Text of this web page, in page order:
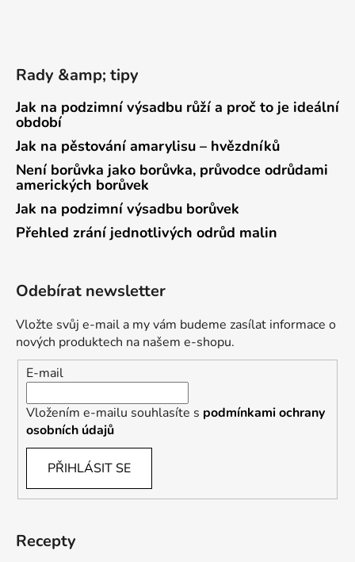
Rady &amp; tipy
Jak na podzimní výsadbu růží a proč to je ideální
období
Jak na pěstování amarylisu – hvězdníků
Není borůvka jako borůvka, průvodce odrůdami
amerických borůvek
Jak na podzimní výsadbu borůvek
Přehled zrání jednotlivých odrůd malin
Odebírat newsletter
Vložte svůj e-mail a my vám budeme zasílat informace o
nových produktech na našem e-shopu.
E-mail
Vložením e-mailu souhlasíte s podmínkami ochrany
osobních údajů
PŘIHLÁSIT SE
Recepty